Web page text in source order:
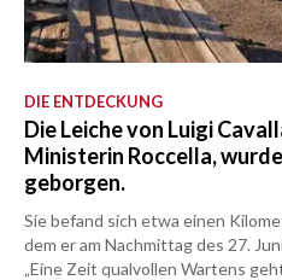
DIE ENTDECKUNG
Die Leiche von Luigi
Ministerin Roccella,
geborgen.
Sie befand sich etwa einen
dem er am Nachmittag des 27.
„Eine Zeit qualvollen Wartens